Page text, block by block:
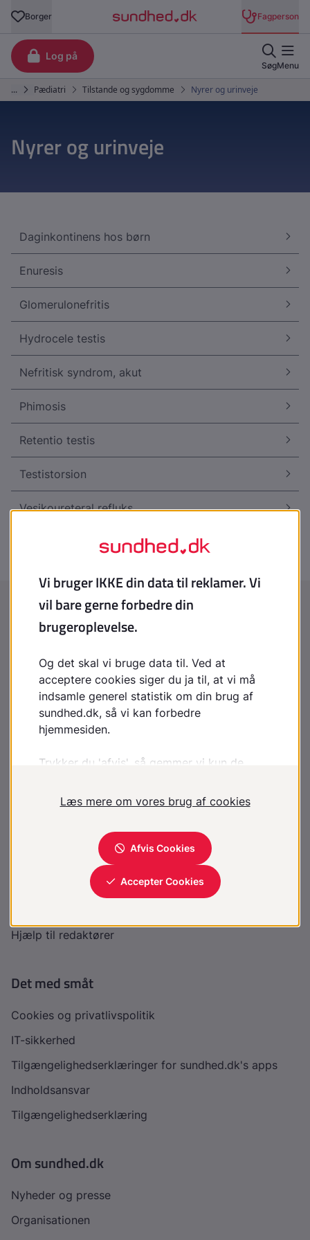
Nyrer og urinveje
Daginkontinens hos børn
Enuresis
Glomerulonefritis
Hydrocele testis
Nefritisk syndrom, akut
Phimosis
Retentio testis
Testistorsion
Vesikoureteral refluks